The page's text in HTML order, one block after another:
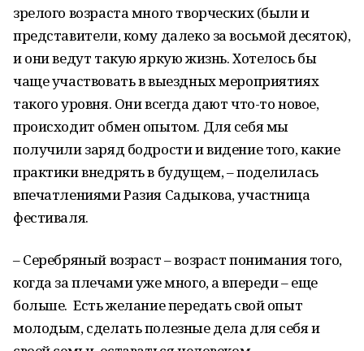
зрелого возраста много творческих (были и
представители, кому далеко за восьмой десяток),
и они ведут такую яркую жизнь. Хотелось бы
чаще участвовать в выездных мероприятиях
такого уровня. Они всегда дают что-то новое,
происходит обмен опытом. Для себя мы
получили заряд бодрости и видение того, какие
практики внедрять в будущем, – поделилась
впечатлениями Разия Садыкова, участница
фестиваля.
– Серебряный возраст – возраст понимания того,
когда за плечами уже много, а впереди – еще
больше. Есть желание передать свой опыт
молодым, сделать полезные дела для себя и